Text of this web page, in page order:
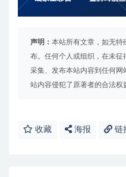
声明： 本站所有文章，如无特
布。任何个人或组织，在未征
采集、发布本站内容到任何
站内容侵犯了原著者的合法权
收藏 海报 链